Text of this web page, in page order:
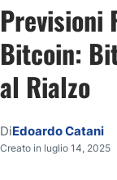
Previsioni
Bitcoin:
al Rialzo
DiEdoardo Catani
Creato in luglio 14, 2025